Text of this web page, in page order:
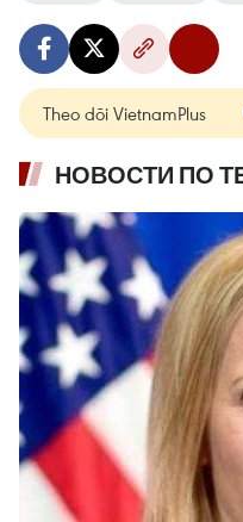
Theo dõi VietnamPlus
НОВОСТИ ПО